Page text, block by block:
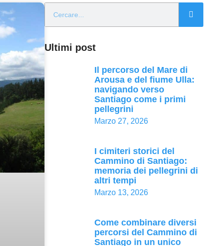
Ultimi post
Il percorso del Mare di
Arousa e del fiume Ulla:
navigando verso
Santiago come i primi
pellegrini
Marzo 27, 2026
I cimiteri storici del
Cammino di Santiago:
memoria dei pellegrini di
altri tempi
Marzo 13, 2026
Come combinare diversi
percorsi del Cammino di
Santiago in un unico